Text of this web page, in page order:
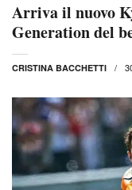
Arriva il nuovo
Generation del
CRISTINA BACCHETTI